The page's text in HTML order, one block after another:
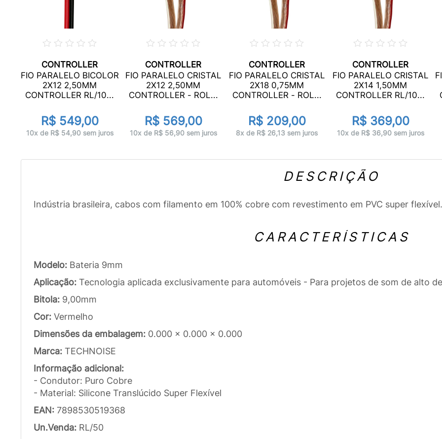
CONTROLLER
FIO PARALELO BICOLOR
2X12 2,50MM
CONTROLLER RL/10...
R$ 549,00
10x de R$ 54,90 sem juros
CONTROLLER
FIO PARALELO CRISTAL
2X12 2,50MM
CONTROLLER - ROL...
R$ 569,00
10x de R$ 56,90 sem juros
CONTROLLER
FIO PARALELO CRISTAL
2X18 0,75MM
CONTROLLER - ROL...
R$ 209,00
8x de R$ 26,13 sem juros
CONTROLLER
FIO PARALELO CRISTAL
2X14 1,50MM
CONTROLLER RL/10...
R$ 369,00
10x de R$ 36,90 sem juros
DESCRIÇÃO
Indústria brasileira, cabos com filamento em 100% cobre com revestimento em PVC super flexível.
CARACTERÍSTICAS
Modelo: Bateria 9mm
Aplicação: Tecnologia aplicada exclusivamente para automóveis - Para projetos de som de alto
Bitola: 9,00mm
Cor: Vermelho
Dimensões da embalagem: 0.000 x 0.000 x 0.000
Marca: TECHNOISE
Informação adicional:
- Condutor: Puro Cobre
- Material: Silicone Translúcido Super Flexível
EAN: 7898530519368
Un.Venda: RL/50